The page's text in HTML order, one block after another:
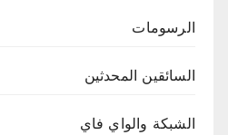
الرسومات
السائقين المحدثين
الشبكة والواي فاي